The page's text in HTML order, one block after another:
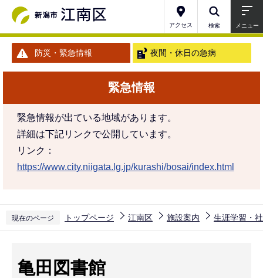
ジ
先
アクセス 検索 メニュー
防災・緊急情報 夜間・休日の急病
緊急情報
緊急情報が出ている地域があります。
詳細は下記リンクで公開しています。
リンク：
https://www.city.niigata.lg.jp/kurashi/bosai/index.html
現在のページ トップページ 江南区 施設案内 生涯学習・
亀田図書館